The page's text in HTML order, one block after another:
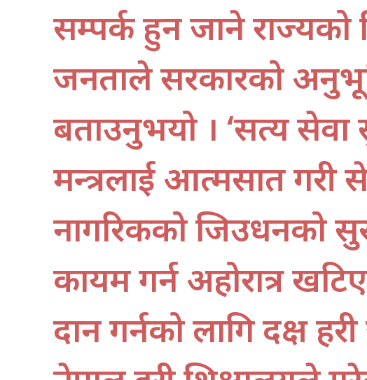
सम्पर्क हुन जाने राज्यको
जनताले सरकारको
बताउनुभयो । ‘सत्य
मन्त्रलाई आत्मसात गरी
नागरिकको जिउधनको
कायम गर्न अहोरात्र
प्रदान गर्नको लागि दक्ष